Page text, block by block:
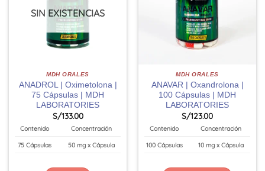
SIN EXISTENCIAS
MDH ORALES
ANADROL | Oximetolona |
75 Cápsulas | MDH
LABORATORIES
S/133.00
Contenido Concentración
75 Cápsulas 50 mg x Cápsula
MDH ORALES
ANAVAR | Oxandrolona |
100 Cápsulas | MDH
LABORATORIES
S/123.00
Contenido Concentración
100 Cápsulas 10 mg x Cápsula